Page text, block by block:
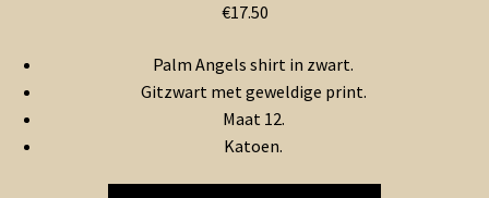
€17.50
Palm Angels shirt in zwart.
Gitzwart met geweldige print.
Maat 12.
Katoen.